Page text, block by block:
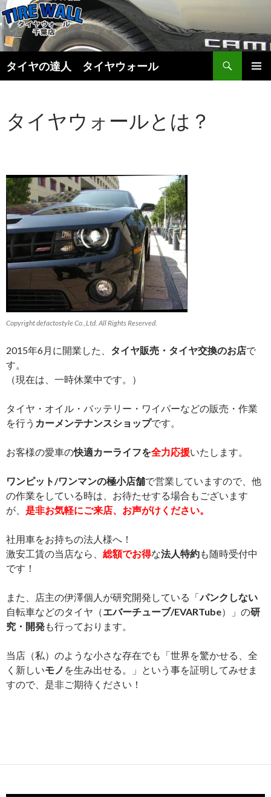
タイヤの達人 タイヤウォール
索
ン
ツ
ッ
プ
タイヤウォールとは？
Copyright defactostyle Co.,Ltd. All Rights Reserved.
2015年6月に開業した、 タイヤ販売・タイヤ交換のお店で
す。
（現在は、一時休業中です。）
タイヤ・オイル・バッテリー・ワイパーなどの販売・作業
を行う カーメンテナンスショップです。
お客様の愛車の快適カーライフを全力応援いたします。
ワンピット/ワンマンの極小店舗で営業していますので、他
の作業をしている時は、お待たせする場合もございます
が、 是非お気軽にご来店、お声がけください。
社用車をお持ちの法人様へ！
激安工賃の当店なら、 総額でお得な法人特約も随時受付中
です！
また、店主の伊澤個人が研究開発している「パンクしない
自転車などのタイヤ（エバーチューブ/EVARTube）」の研
究・開発も行っております。
当店（私）のような小さな存在でも「世界を驚かせる、全
く新しいモノ を生み出せる。」という事を証明してみせま
すので、是非ご期待ください！